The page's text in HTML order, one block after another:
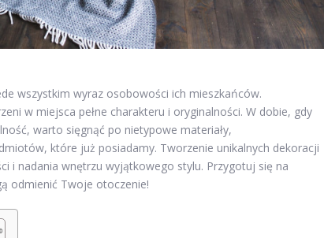
wszystkim wyraz osobowości ich mieszkańców.
w miejsca pełne charakteru i oryginalności. W dobie, gdy
warto sięgnąć po nietypowe materiały,
które już posiadamy. Tworzenie unikalnych dekoracji
i nadania wnętrzu wyjątkowego stylu. Przygotuj się na
odmienić Twoje otoczenie!